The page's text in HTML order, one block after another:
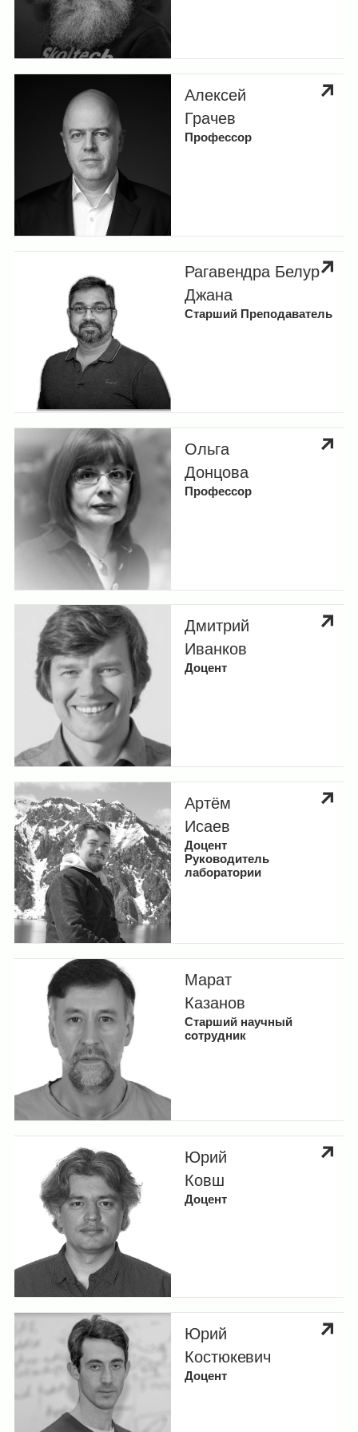
здоровья
Лаборатория масс-спектрометрии
Группа Дмитрия Первушина
Группа Петра Попова
Группа Олега Сергеева
Группа Петра Сергиева
Группа Натальи Струшкевич
Группа Екатерины Храмеевой
Группа Дмитрия Чудакова
Науки об окружающей среде и
цифровизация
Алексей
Грачев
Профессор
Рагавендра Белур
Джана
Старший Преподаватель
Ольга
Донцова
Профессор
Дмитрий
Иванков
Доцент
Артём
Исаев
Доцент
Руководитель
лаборатории
Марат
Казанов
Старший научный
сотрудник
Юрий
Ковш
Доцент
Юрий
Костюкевич
Доцент